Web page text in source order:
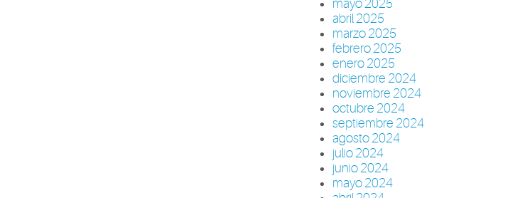
mayo 2025
abril 2025
marzo 2025
febrero 2025
enero 2025
diciembre 2024
noviembre 2024
octubre 2024
septiembre 2024
agosto 2024
julio 2024
junio 2024
mayo 2024